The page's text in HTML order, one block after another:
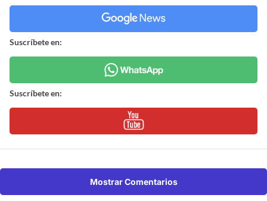
Suscríbete en:
Suscríbete en:
Mostrar Comentarios